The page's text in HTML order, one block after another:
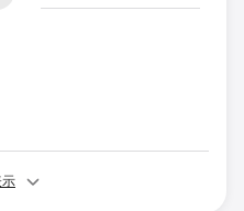
示